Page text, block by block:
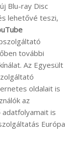
Blu-ray Disc
lehetővé teszi,
további
Az Egyesült
oldalait is
az
is
Európa